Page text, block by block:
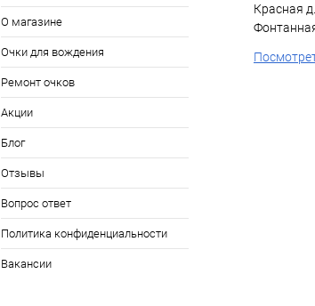
О магазине
Очки для вождения
Ремонт очков
Акции
Блог
Отзывы
Вопрос ответ
Политика конфиденциальности
Вакансии
Красная